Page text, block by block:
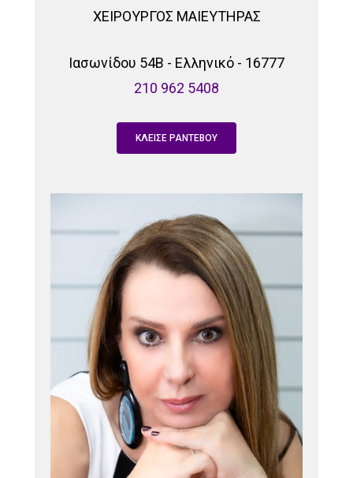
ΧΕΙΡΟΥΡΓΟΣ ΜΑΙΕΥΤΗΡΑΣ
Ιασωνίδου 54Β - Ελληνικό - 16777
210 962 5408
ΚΛΕΙΣΕ ΡΑΝΤΕΒΟΥ